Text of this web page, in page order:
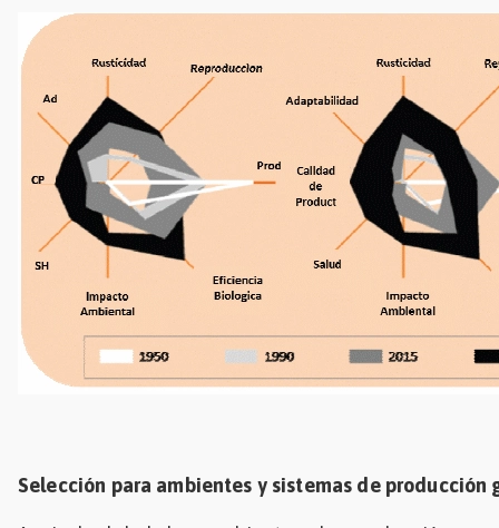
Selección para ambientes y sistemas de producción